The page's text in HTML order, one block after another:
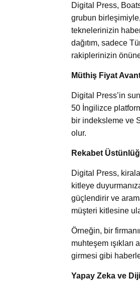
Digital Press,
grubun
teknelerinizin
dağıtım, sadece
rakiplerinizin
Müthiş Fiyat
Digital Press’in
50 İngilizce
bir indeksleme ve
olur.
Rekabet
Digital Press,
kitleye
güçlendirir ve
müşteri kitlesine
Örneğin, bir
muhteşem
girmesi gibi
Yapay Zeka ve